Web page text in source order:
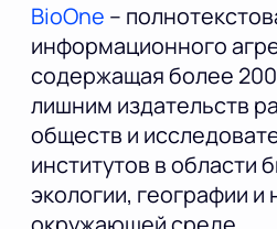
BioOne –
информационного
содержащая более
лишним издательств
обществ и
институтов в области
экологии, географии и